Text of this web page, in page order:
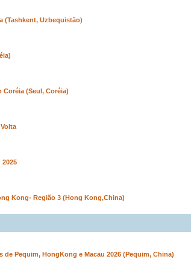
(Tashkent, Uzbequistão)
Coréia (Seul, Coréia)
2025
Kong- Região 3 (Hong Kong,China)
Pequim, HongKong e Macau 2026 (Pequim, China)